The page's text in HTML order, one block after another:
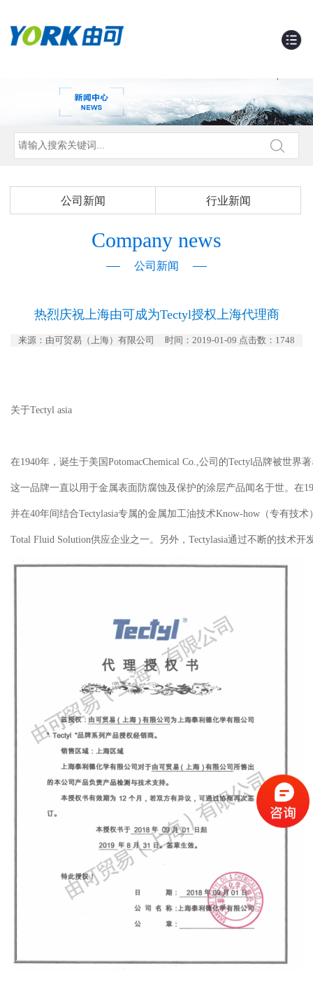
公司新闻 行业新闻
Company news
公司新闻
热烈庆祝上海由可成为Tectyl授权上海代理商
来源：由可贸易（上海）有限公司 时间：2019-01-09 点击数： 1748
关于Tectyl asia
在1940年，诞生于美国PotomacChemical Co.,公司的Tectyl品牌被世界
这一品牌一直以用于金属表面防腐蚀及保护的涂层产品闻名于世。在
并在40年间结合Tectylasia专属的金属加工油技术Know-how（专有技
Total Fluid Solution供应企业之一。另外，Tectylasia通过不断的技术